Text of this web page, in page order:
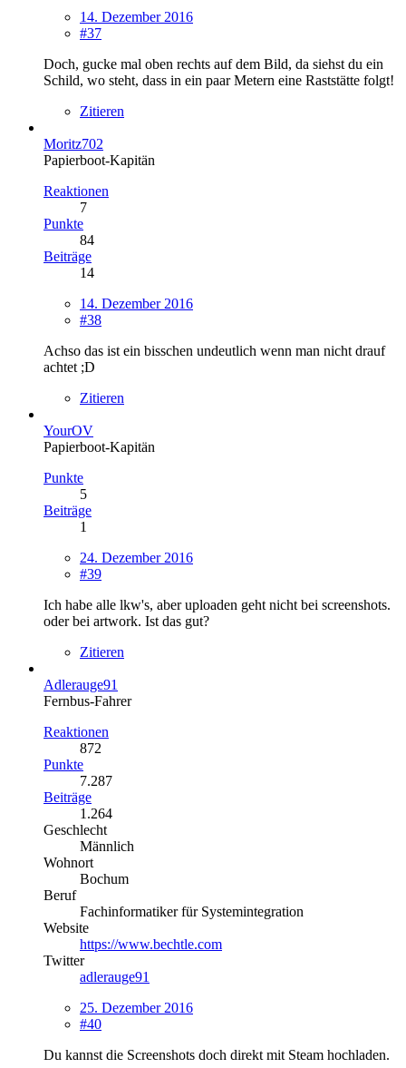
14. Dezember 2016
#37
Doch, gucke mal oben rechts auf dem Bild, da siehst du ein
Schild, wo steht, dass in ein paar Metern eine Raststätte folgt!
Zitieren
Moritz702
Papierboot-Kapitän
Reaktionen
7
Punkte
84
Beiträge
14
14. Dezember 2016
#38
Achso das ist ein bisschen undeutlich wenn man nicht drauf
achtet ;D
Zitieren
YourOV
Papierboot-Kapitän
Punkte
5
Beiträge
1
24. Dezember 2016
#39
Ich habe alle lkw's, aber uploaden geht nicht bei screenshots.
oder bei artwork. Ist das gut?
Zitieren
Adlerauge91
Fernbus-Fahrer
Reaktionen
872
Punkte
7.287
Beiträge
1.264
Geschlecht
Männlich
Wohnort
Bochum
Beruf
Fachinformatiker für Systemintegration
Website
https://www.bechtle.com
Twitter
adlerauge91
25. Dezember 2016
#40
Du kannst die Screenshots doch direkt mit Steam hochladen.